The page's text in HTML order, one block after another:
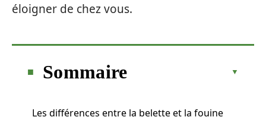
éloigner de chez vous.
Sommaire
Les différences entre la belette et la fouine